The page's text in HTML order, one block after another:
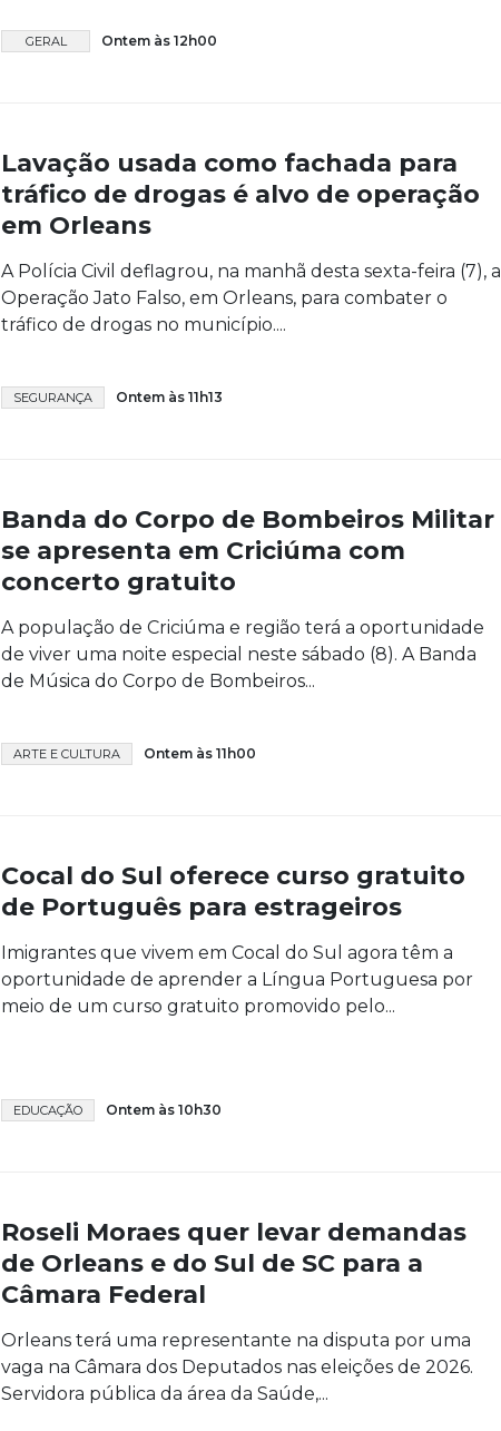
GERAL Ontem às 12h00
Lavação usada como fachada para
tráfico de drogas é alvo de operação
em Orleans
A Polícia Civil deflagrou, na manhã desta sexta-feira (7), a
Operação Jato Falso, em Orleans, para combater o
tráfico de drogas no município....
SEGURANÇA Ontem às 11h13
Banda do Corpo de Bombeiros Militar
se apresenta em Criciúma com
concerto gratuito
A população de Criciúma e região terá a oportunidade
de viver uma noite especial neste sábado (8). A Banda
de Música do Corpo de Bombeiros...
ARTE E CULTURA Ontem às 11h00
Cocal do Sul oferece curso gratuito
de Português para estrageiros
Imigrantes que vivem em Cocal do Sul agora têm a
oportunidade de aprender a Língua Portuguesa por
meio de um curso gratuito promovido pelo...
EDUCAÇÃO Ontem às 10h30
Roseli Moraes quer levar demandas
de Orleans e do Sul de SC para a
Câmara Federal
Orleans terá uma representante na disputa por uma
vaga na Câmara dos Deputados nas eleições de 2026.
Servidora pública da área da Saúde,...